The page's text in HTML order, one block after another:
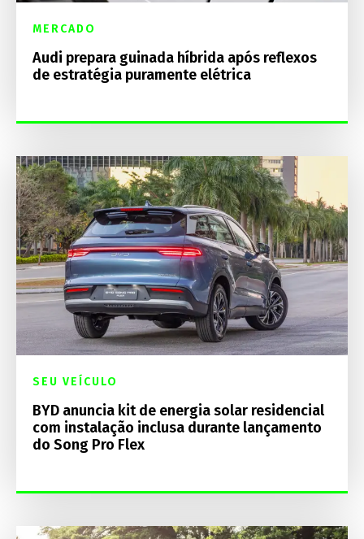
MERCADO
Audi prepara guinada híbrida após reflexos
de estratégia puramente elétrica
SEU VEÍCULO
BYD anuncia kit de energia solar residencial
com instalação inclusa durante lançamento
do Song Pro Flex